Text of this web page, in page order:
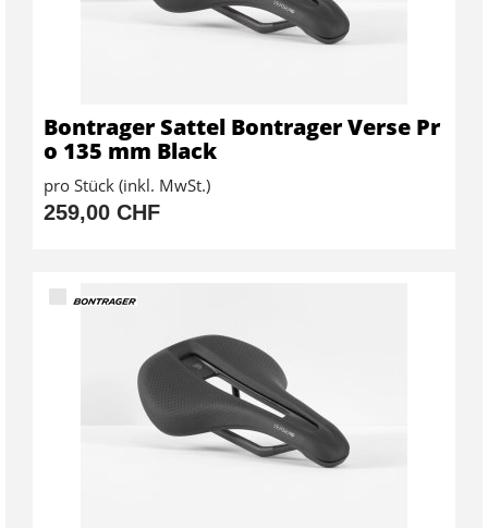
Bontrager Sattel Bontrager Verse Pr
o 135 mm Black
pro Stück (inkl. MwSt.)
259,00 CHF